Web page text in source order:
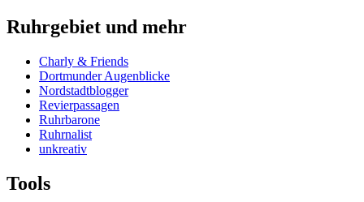
Ruhrgebiet und mehr
Charly & Friends
Dortmunder Augenblicke
Nordstadtblogger
Revierpassagen
Ruhrbarone
Ruhrnalist
unkreativ
Tools